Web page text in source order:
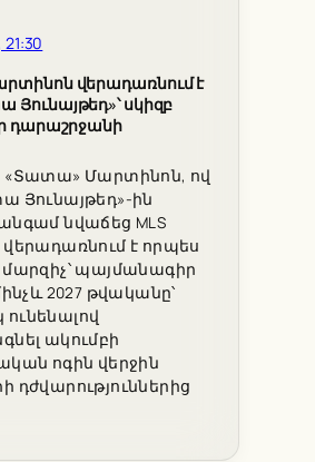
վերադառնում է
Յունայթեդ»՝ սկիզբ
դարաշրջանի
«Տատա» Մարտինոն, ով
Յունայթեդ»-ին
նվաճեց MLS
է որպես
պայմանագիր
2027 թվականը՝
ակումբի
ոգին վերջին
դժվարություններից